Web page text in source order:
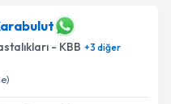
- KBB +3 diğer